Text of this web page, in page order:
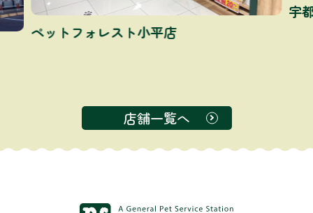
ペットフォレスト小平店
宇
店舗一覧へ